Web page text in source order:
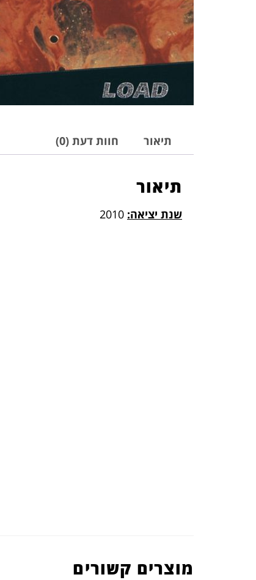
תיאור חוות דעת (0)
תיאור
שנת יציאה:
מוצרים קשורים